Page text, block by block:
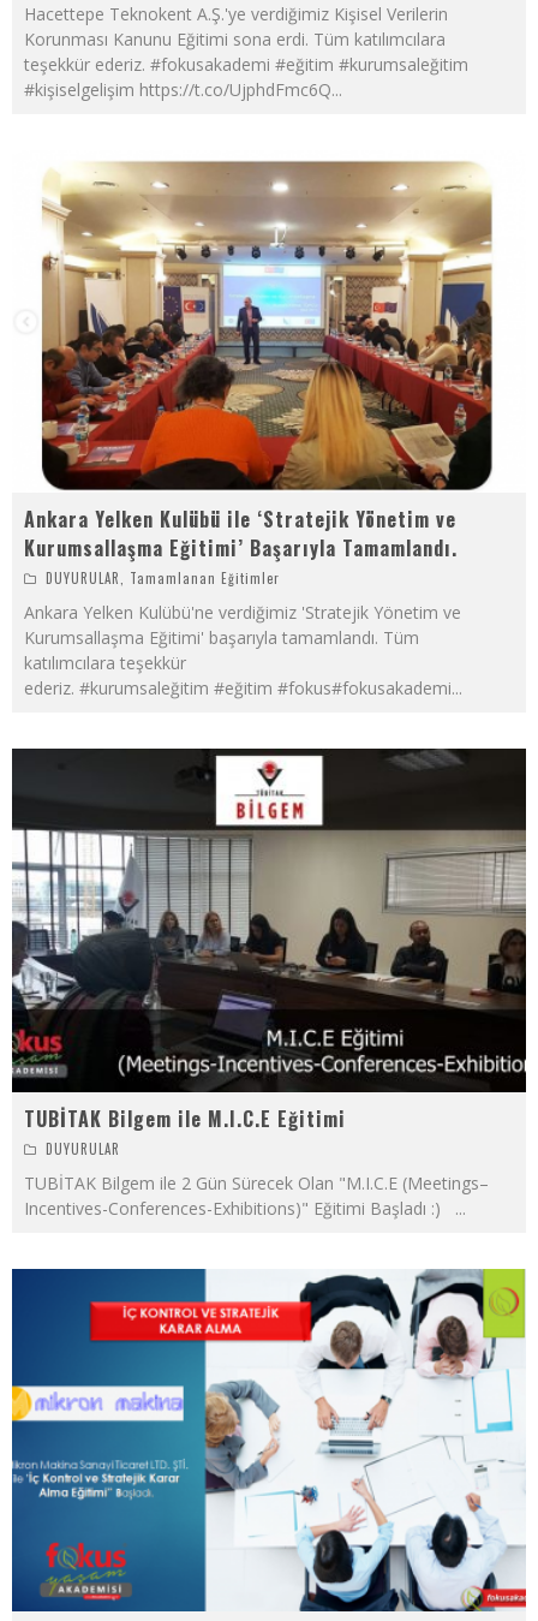
Hacettepe Teknokent A.Ş.'ye verdiğimiz Kişisel Verilerin
Korunması Kanunu Eğitimi sona erdi. Tüm katılımcılara
teşekkür ederiz. #fokusakademi #eğitim #kurumsaleğitim
#kişiselgelişim https://t.co/UjphdFmc6Q...
Ankara Yelken Kulübü ile ‘Stratejik Yönetim ve
Kurumsallaşma Eğitimi’ Başarıyla Tamamlandı.
DUYURULAR, Tamamlanan Eğitimler
Ankara Yelken Kulübü'ne verdiğimiz 'Stratejik Yönetim ve
Kurumsallaşma Eğitimi' başarıyla tamamlandı. Tüm
katılımcılara teşekkür
ederiz. #kurumsaleğitim #eğitim #fokus#fokusakademi...
TUBİTAK Bilgem ile M.I.C.E Eğitimi
DUYURULAR
TUBİTAK Bilgem ile 2 Gün Sürecek Olan "M.I.C.E (Meetings–
Incentives-Conferences-Exhibitions)" Eğitimi Başladı :) ...